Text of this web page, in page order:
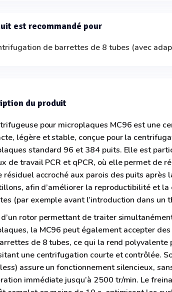
est recommandé pour
de barrettes de 8 tubes (avec
du produit
pour microplaques MC96 est une
légère et stable, conçue pour la
standard 96 et 384 puits. Elle est
de travail PCR et qPCR, où elle permet de
résiduel accroché aux parois des puits après
afin d’améliorer la reproductibilité et
(par exemple avant l’introduction dans un
rotor permettant de traiter
la MC96 peut également accepter
de 8 tubes, ce qui la rend polyvalente
une centrifugation courte et contrôlée.
assure un fonctionnement silencieux,
immédiate jusqu’à 2500 tr/min. Le